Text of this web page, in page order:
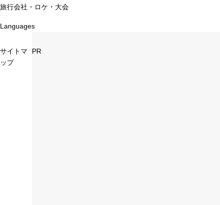
旅行会社・ロケ・大会
Languages
サイトマ
ップ
PR